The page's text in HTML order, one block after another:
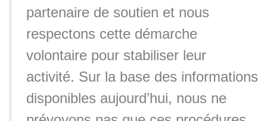
partenaire de soutien et nous
respectons cette démarche
volontaire pour stabiliser leur
activité. Sur la base des informations
disponibles aujourd’hui, nous ne